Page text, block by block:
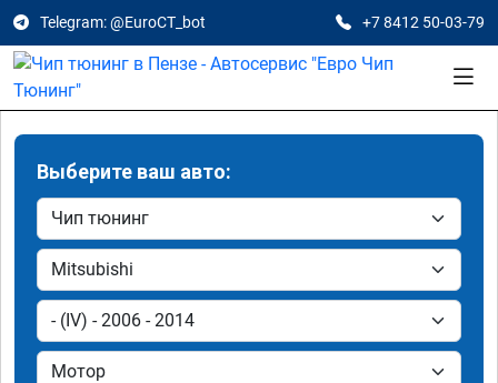
Telegram: @EuroCT_bot +7 8412 50-03-79
Выберите ваш авто: